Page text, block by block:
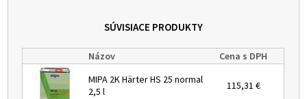
SÚVISIACE PRODUKTY
Názov
Cena s DPH
MIPA 2K Härter HS 25 normal
2,5 l
115,31 €